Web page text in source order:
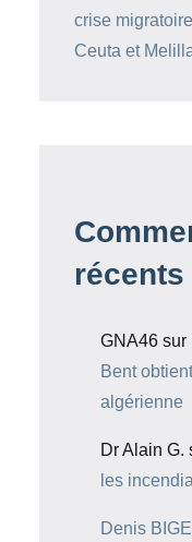
crise
Ceuta et
récents
GNA46 sur
Bent
algérienne
Dr Alain G.
les
Denis